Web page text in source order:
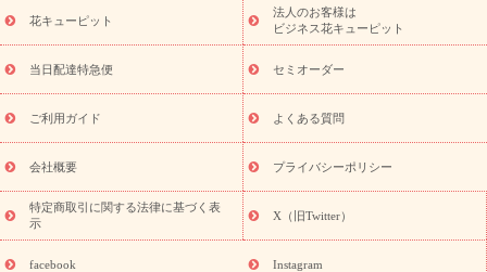
特集
お盆 花（新盆・初盆） 季節のイベント
お盆 花（新
盆・初盆）
お盆 花（新盆・初盆）
お盆・お供え 花とセットギ
フト
お盆・お供え プリザーブドフラワー
ひまわり ギフト・プ
レゼント特集
夏の花贈り・お中元・暑中見舞い 花のギフト特集
敬老の日におくる花ギフト・プレゼント特集
花ギフト・プレゼント特集
敬老の日 花のおすすめランキング
敬
老の日 花鉢植えのギフト・プレゼント特集
敬老の日 花とセットギ
フト・プレゼント特集
敬老の日の花 全てのギフト一覧
キャン
ペーン
映画『ウォーターガーディアンズ』コラボキャンペーン
「きょう誕生日なんです」キャンペーン
誕生日の花を探す
誕生日フラワーギフト 誕生日フラワーギフト特集
花キューピット
法人のお客様は
ビジネス花キューピット
当日配達特急便 セミオーダー
ご利用ガイド よくある質問
会社概要 プライバシーポリシー
特定商取引に関する法律に基づく表
示
X（旧Twitter）
facebook Instagram